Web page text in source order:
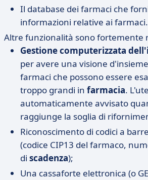
Il database dei farmaci che
informazioni relative ai farmaci.
Altre funzionalità sono fortemente
Gestione computerizzata
per avere una visione
farmaci che possono essere
troppo grandi in farmacia.
automaticamente avvisato
raggiunge la soglia di
Riconoscimento di codici a
(codice CIP13 del farmaco,
di scadenza);
Una cassaforte elettronica (o